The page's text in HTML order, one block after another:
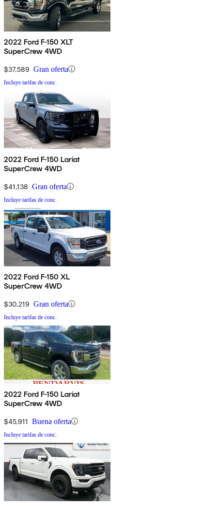
2022 Ford F-150 XLT
SuperCrew 4WD
$37,589 Gran oferta
Incluye tarifas de conc.
2022 Ford F-150 Lariat
SuperCrew 4WD
$41,138 Gran oferta
Incluye tarifas de conc.
2022 Ford F-150 XL
SuperCrew 4WD
$30,219 Gran oferta
Incluye tarifas de conc.
2022 Ford F-150 Lariat
SuperCrew 4WD
$45,911 Buena oferta
Incluye tarifas de conc.